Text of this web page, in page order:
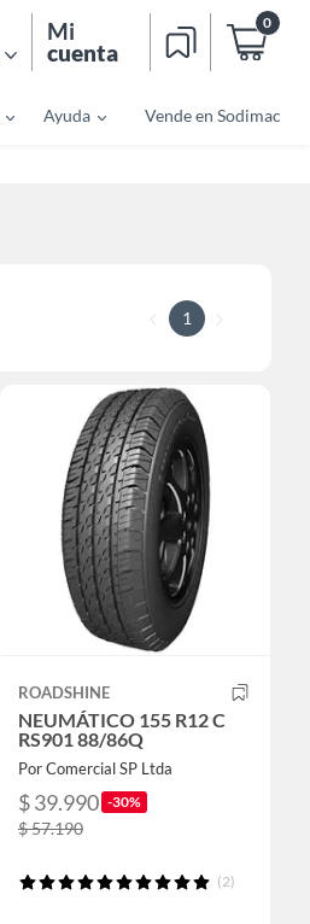
Mi
cuenta
0
Ayuda Vende en Sodimac
1
ROADSHINE
NEUMÁTICO 155 R12 C
RS901 88/86Q
Por Comercial SP Ltda
$ 39.990 -30%
$ 57.190
(2)